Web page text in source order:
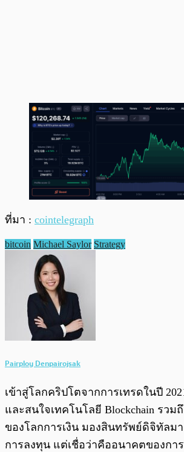
ที่มา : cointelegraph
bitcoin Michael Saylor Strategy
Pairploy Denpairojsak
เข้าสู่โลกคริปโตจากการเทรดในปี
และสนใจเทคโนโลยี Blockchain รวม
ของโลกการเงิน มองสินทรัพย์ดิจิทัลม
การลงทุน แต่เชื่อว่าคืออนาคตของกา